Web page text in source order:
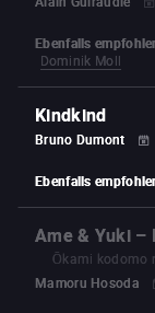
Ebenfalls
Dominik Moll
Kindkind
Bruno Dumont
Ebenfalls
Ame & Yuki –
Ōkami kodomo
Mamoru Hosoda